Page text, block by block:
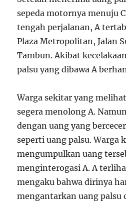
sepeda motornya menuju
tengah perjalanan, A
Plaza Metropolitan, Jalan
Tambun. Akibat
palsu yang dibawa A
Warga sekitar yang
segera menolong A.
dengan uang yang
seperti uang palsu. Warga
mengumpulkan uang
menginterogasi A. A
mengaku bahwa dirinya
mengantarkan uang palsu